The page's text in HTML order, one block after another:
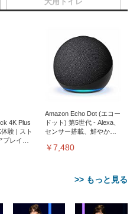
4K Plus
体験 | スト
プレイヤ
Amazon Echo Dot (エコー
ドット) 第5世代 - Alexa、
センサー搭載、鮮やかな
￥7,480
>> もっと見る
犬用トイレ